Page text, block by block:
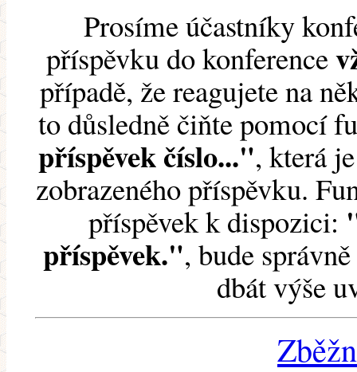
Prosíme účastníky
příspěvku do konference
případě, že reagujete na
to důsledně čiňte pomocí
příspěvek číslo...", která
zobrazeného příspěvku.
příspěvek k dispozici:
příspěvek.", bude
dbát výše